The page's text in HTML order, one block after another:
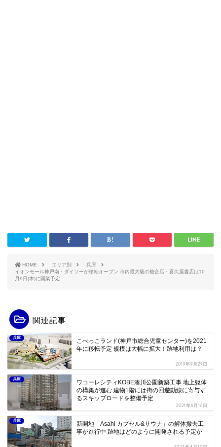
HOME エリア別
兵庫
イオンモール神戸南・ダイソーが移転オープン 市内最大級の複合店・喜久屋書店は10
月9日(木)に開業予定
関連記事
兵庫
こべっこランド(神戸市総合児童センター)を2021
年に移転予定 規模は大幅に拡大！跡地利用は？
2019年9月29日
兵庫
ワコーレシティKOBE湊川公園新築工事 地上躯体
の構築が進む 建物1階には街の回遊動線に寄与す
るスキップロードを整備予定
2021年6月16日
兵庫
新開地「Asahi カプセル&サウナ」の解体撤去工
事が進行中 跡地はどのように開発される予定か